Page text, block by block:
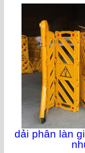
dải phân làn